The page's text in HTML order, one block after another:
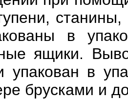
в
ящики.
упакован в
брусками и